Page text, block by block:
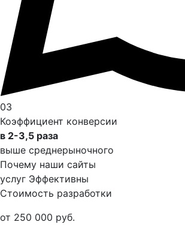
03
Коэффициент конверсии
в 2-3,5 раза
выше среднерыночного
Почему наши сайты
услуг Эффективны
Стоимость разработки
от 250 000 руб.